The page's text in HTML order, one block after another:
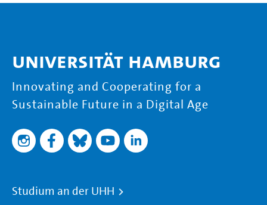
Universität Hamburg
Innovating and Cooperating for a
Sustainable Future in a Digital Age
Studium an der UHH